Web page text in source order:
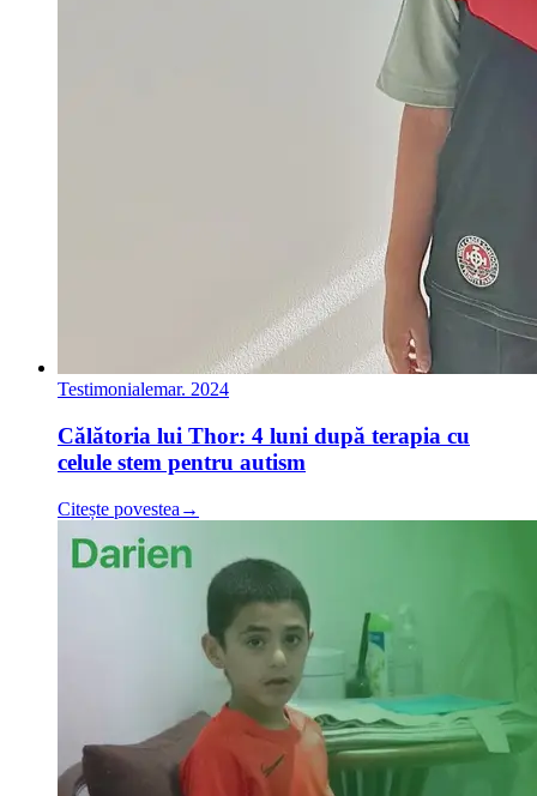
Testimonialemar. 2024
Călătoria lui Thor: 4 luni după terapia cu
celule stem pentru autism
Citește povestea →